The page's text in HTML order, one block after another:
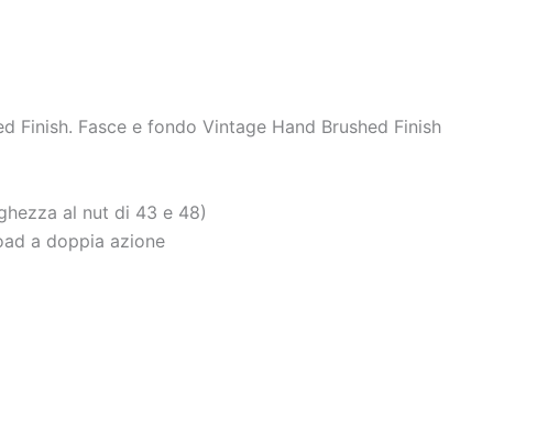
Finish. Fasce e fondo Vintage Hand Brushed Finish
al nut di 43 e 48)
a doppia azione